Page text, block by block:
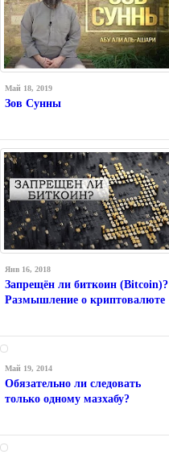
Май 18, 2019
Зов Сунны
Янв 16, 2018
Запрещён ли биткоин (Bitcoin)?
Размышление о криптовалюте
Май 19, 2014
Обязательно ли следовать
только одному мазхабу?